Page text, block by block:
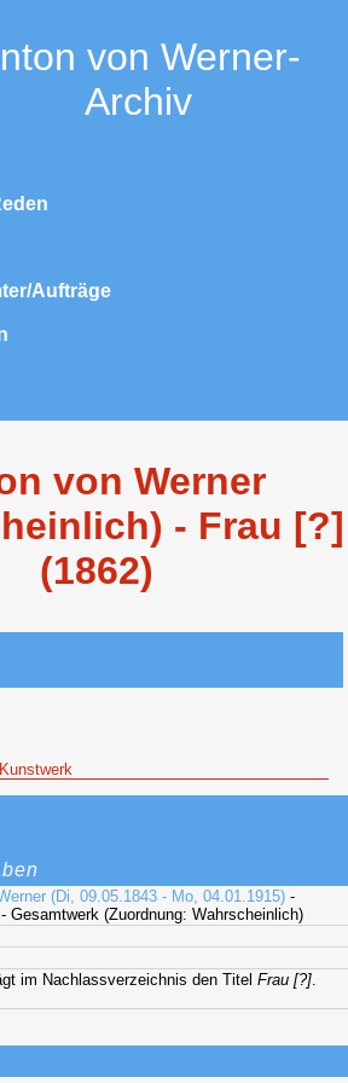
von Werner-
Archiv
Aufträge
von Werner
- Frau [?]
(1862)
(Di, 09.05.1843 - Mo, 04.01.1915) -
Gesamtwerk (Zuordnung: Wahrscheinlich)
im Nachlassverzeichnis den TitelFrau [?].